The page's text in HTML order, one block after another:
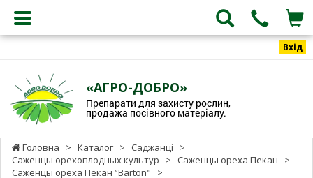
Вхід
«АГРО-ДОБРО»
Препарати для захисту рослин,
продажа посівного матеріалу.
Головна > Каталог > Саджанці
>
Саженцы орехоплодных культур
> Саженцы ореха Пекан
>
Саженцы ореха Пекан “Barton"
>